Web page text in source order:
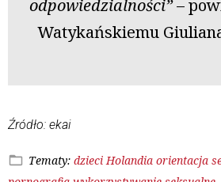
odpowiedzialności”–
Watykańskiemu
Źródło: ekai
Tematy: dzieci Holandia orientacja